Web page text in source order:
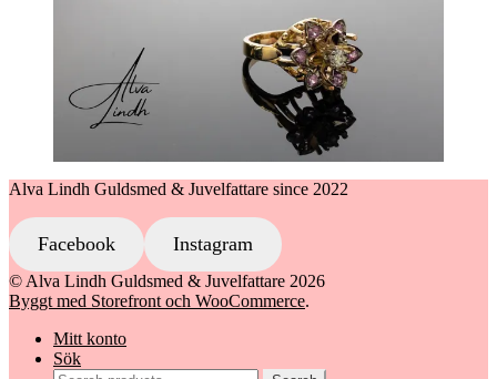
Alva Lindh Guldsmed & Juvelfattare since 2022
Facebook Instagram
© Alva Lindh Guldsmed & Juvelfattare 2026
Byggt med Storefront och WooCommerce.
Mitt konto
Sök